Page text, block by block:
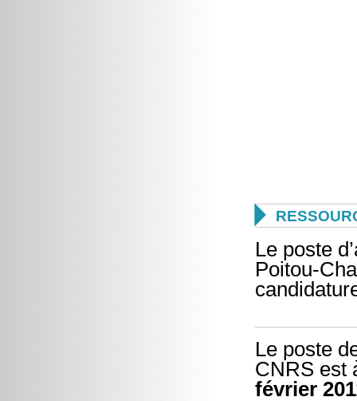

Le poste
Poitou-
Le poste
CNRS est
février